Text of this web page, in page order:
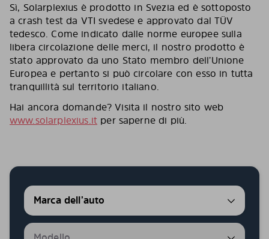
Sì, Solarplexius è prodotto in Svezia ed è sottoposto
a crash test da VTI svedese e approvato dal TÜV
tedesco. Come indicato dalle norme europee sulla
libera circolazione delle merci, il nostro prodotto è
stato approvato da uno Stato membro dell’Unione
Europea e pertanto si può circolare con esso in tutta
tranquillità sul territorio italiano.
Hai ancora domande? Visita il nostro sito web
www.solarplexius.it per saperne di più.